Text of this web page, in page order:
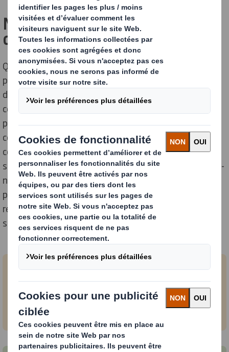
Nous travaillons à vos côtés, où
que vous soyez
Que vous cherchiez à harmoniser vos équipements de
point de vente, à accroître l'efficacité de vos processus
du début à la fin ou à adopter une approche régionale
consolidée, nous travaillons en partenariat avec vous
pour atteindre vos objectifs. Grâce à notre gamme
complète de matériaux, notre expertise en matière de
conception et nos techniques d'impression - toutes
soutenues par nos programmes d'innovation continue -
nous disposons du savoir-faire et des ressources de
production pour vous aider à augmenter vos ventes, à
réduire vos coûts et à limiter les risques, où que vous
soyez.
Contactez-nous
Contactez-nous si vous avez des questions